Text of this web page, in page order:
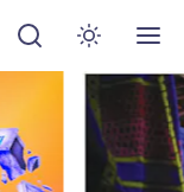
Abrir menu de
Ativar